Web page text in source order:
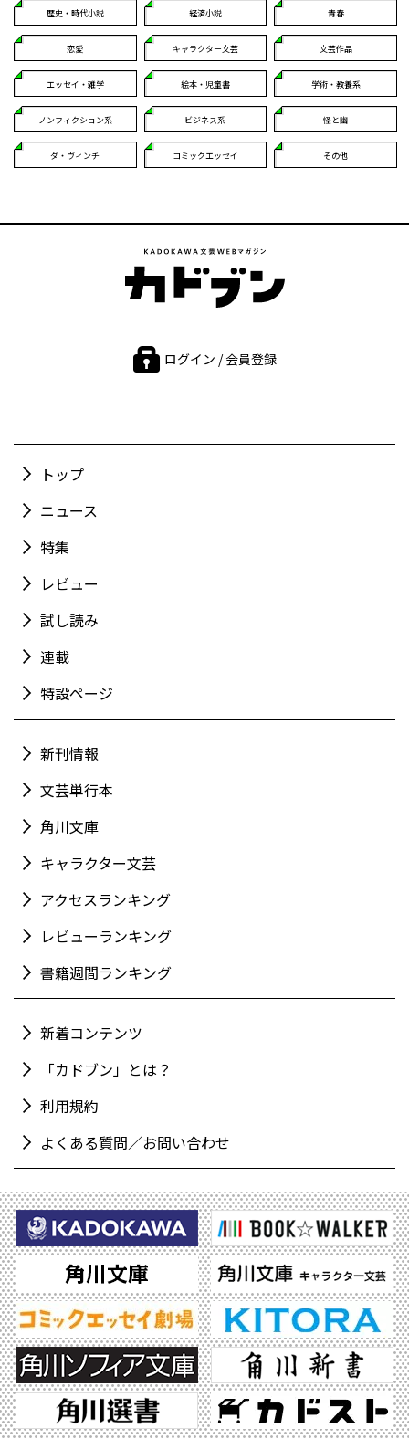
歴史・時代小説 経済小説 青春
恋愛 キャラクター文芸 文芸作品
エッセイ・雑学 絵本・児童書 学術・教養系
ノンフィクション系 ビジネス系 怪と幽
ダ・ヴィンチ コミックエッセイ その他
ログイン / 会員登録
トップ
ニュース
特集
レビュー
試し読み
連載
特設ページ
新刊情報
文芸単行本
角川文庫
キャラクター文芸
アクセスランキング
レビューランキング
書籍週間ランキング
新着コンテンツ
「カドブン」とは？
利用規約
よくある質問／お問い合わせ